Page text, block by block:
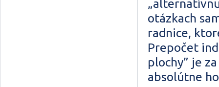
otázkach
radnice,
Prepočet
plochy” je
absolútne